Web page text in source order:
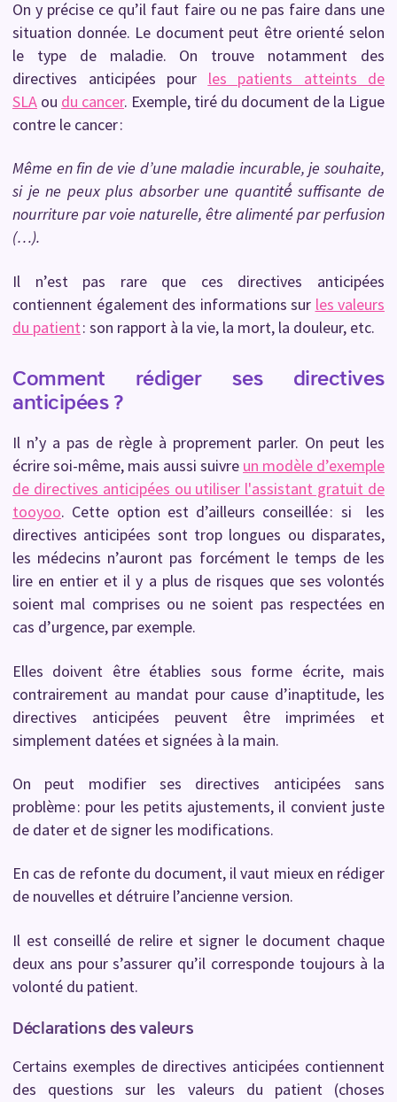
On y précise ce qu’il faut faire ou ne pas faire dans une
situation donnée. Le document peut être orienté selon
le type de maladie. On trouve notamment des
directives anticipées pour les patients atteints de
SLA ou du cancer. Exemple, tiré du document de la Ligue
contre le cancer :
Même en fin de vie d’une maladie incurable, je souhaite,
si je ne peux plus absorber une quantité́ suffisante de
nourriture par voie naturelle, être alimenté par perfusion
(…).
Il n’est pas rare que ces directives anticipées
contiennent également des informations sur les valeurs
du patient: son rapport à la vie, la mort, la douleur, etc.
Comment rédiger ses directives
anticipées ?
Il n’y a pas de règle à proprement parler. On peut les
écrire soi-même, mais aussi suivre un modèle d’exemple
de directives anticipées ou utiliser l'assistant gratuit de
tooyoo. Cette option est d’ailleurs conseillée : si les
directives anticipées sont trop longues ou disparates,
les médecins n’auront pas forcément le temps de les
lire en entier et il y a plus de risques que ses volontés
soient mal comprises ou ne soient pas respectées en
cas d’urgence, par exemple.
Elles doivent être établies sous forme écrite, mais
contrairement au mandat pour cause d’inaptitude, les
directives anticipées peuvent être imprimées et
simplement datées et signées à la main.
On peut modifier ses directives anticipées sans
problème : pour les petits ajustements, il convient juste
de dater et de signer les modifications.
En cas de refonte du document, il vaut mieux en rédiger
de nouvelles et détruire l’ancienne version.
Il est conseillé de relire et signer le document chaque
deux ans pour s’assurer qu’il corresponde toujours à la
volonté du patient.
Déclarations des valeurs
Certains exemples de directives anticipées contiennent
des questions sur les valeurs du patient (choses